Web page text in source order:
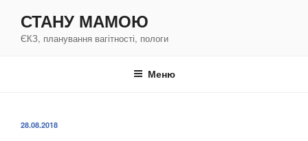
содержимому
СТАНУ МАМОЮ
ЄКЗ, планування вагітності, пологи
Меню
ОПУБЛИКОВАНО
28.08.2018